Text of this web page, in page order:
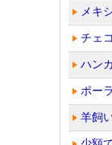
メキ
チェ
ハン
ポー
羊飼